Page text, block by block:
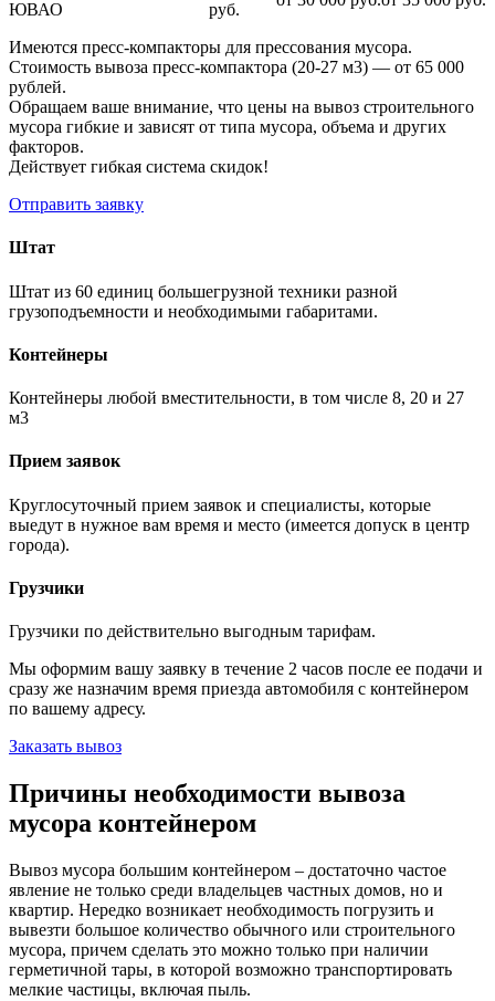
ЮВАО
руб.
Имеются пресс-компакторы для прессования мусора.
Стоимость вывоза пресс-компактора (20-27 м3) — от 65 000
рублей.
Обращаем ваше внимание, что цены на вывоз строительного
мусора гибкие и зависят от типа мусора, объема и других
факторов.
Действует гибкая система скидок!
Отправить заявку
Штат
Штат из 60 единиц большегрузной техники разной
грузоподъемности и необходимыми габаритами.
Контейнеры
Контейнеры любой вместительности, в том числе 8, 20 и 27
м3
Прием заявок
Круглосуточный прием заявок и специалисты, которые
выедут в нужное вам время и место (имеется допуск в центр
города).
Грузчики
Грузчики по действительно выгодным тарифам.
Мы оформим вашу заявку в течение 2 часов после ее подачи и
сразу же назначим время приезда автомобиля с контейнером
по вашему адресу.
Заказать вывоз
Причины необходимости вывоза
мусора контейнером
Вывоз мусора большим контейнером – достаточно частое
явление не только среди владельцев частных домов, но и
квартир. Нередко возникает необходимость погрузить и
вывезти большое количество обычного или строительного
мусора, причем сделать это можно только при наличии
герметичной тары, в которой возможно транспортировать
мелкие частицы, включая пыль.